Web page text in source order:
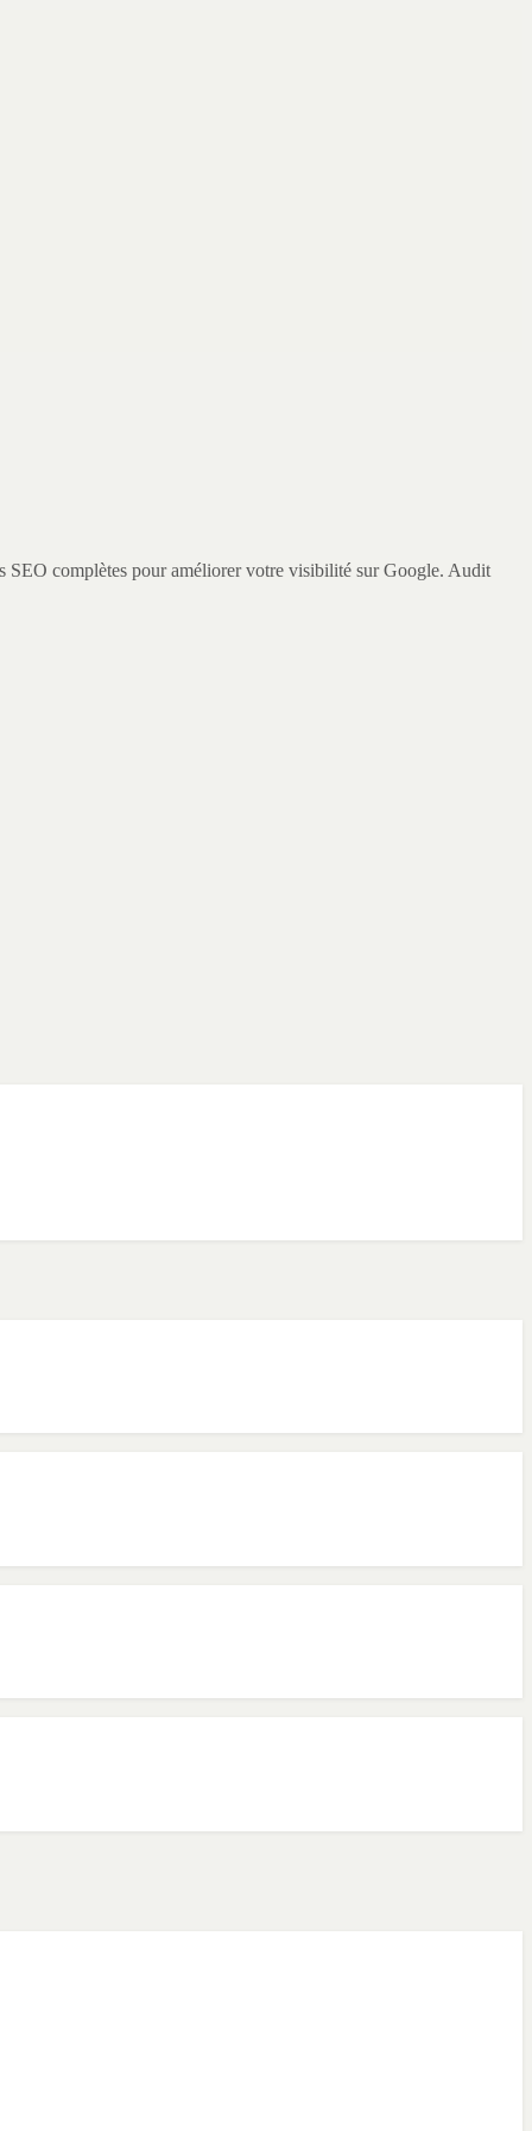
complètes pour améliorer votre visibilité sur Google. Audit